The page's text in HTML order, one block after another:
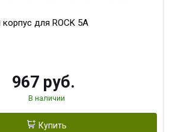
для ROCK 5A
967 руб.
В наличии
Купить